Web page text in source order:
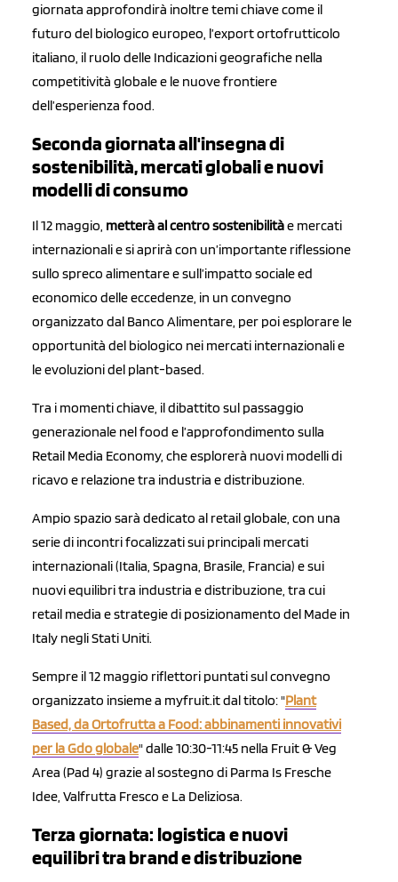
giornata approfondirà inoltre temi chiave come il
futuro del biologico europeo, l’export ortofrutticolo
italiano, il ruolo delle Indicazioni geografiche nella
competitività globale e le nuove frontiere
dell’esperienza food.
Seconda giornata all'insegna di
sostenibilità, mercati globali e nuovi
modelli di consumo
Il 12 maggio, metterà al centro sostenibilitàe mercati
internazionali e si aprirà con un’importante riflessione
sullo spreco alimentare e sull’impatto sociale ed
economico delle eccedenze, in un convegno
organizzato dal Banco Alimentare, per poi esplorare le
opportunità del biologico nei mercati internazionali e
le evoluzioni del plant-based.
Tra i momenti chiave, il dibattito sul passaggio
generazionale nel food e l’approfondimento sulla
Retail Media Economy, che esplorerà nuovi modelli di
ricavo e relazione tra industria e distribuzione.
Ampio spazio sarà dedicato al retail globale, con una
serie di incontri focalizzati sui principali mercati
internazionali (Italia, Spagna, Brasile, Francia) e sui
nuovi equilibri tra industria e distribuzione, tra cui
retail media e strategie di posizionamento del Made in
Italy negli Stati Uniti.
Sempre il 12 maggio riflettori puntati sul convegno
organizzato insieme a myfruit.it dal titolo: "Plant
Based, da Ortofrutta a Food: abbinamenti innovativi
per la Gdo globale" dalle 10:30-11:45 nella Fruit & Veg
Area (Pad 4) grazie al sostegno di Parma Is Fresche
Idee, Valfrutta Fresco e La Deliziosa.
Terza giornata: logistica e nuovi
equilibri tra brand e distribuzione